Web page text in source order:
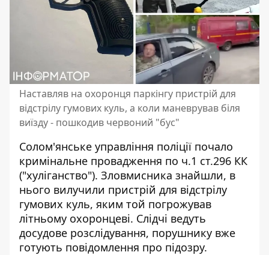
Наставляв на охоронця паркінгу пристрій для
відстрілу гумових куль, а коли маневрував біля
виїзду - пошкодив червоний "бус"
Солом'янське управління поліції почало
кримінальне провадження по ч.1 ст.296 КК
("хуліганство"). Зловмисника знайшли, в
нього вилучили пристрій для відстрілу
гумових куль, яким той погрожував
літньому охоронцеві. Слідчі ведуть
досудове розслідування, порушнику вже
готують повідомлення про підозру.